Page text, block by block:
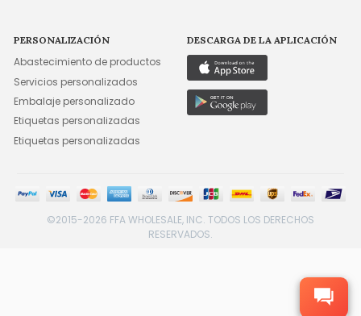
PERSONALIZACIÓN
Abastecimiento de productos
Servicios personalizados
Embalaje personalizado
Etiquetas personalizadas
Etiquetas personalizadas
DESCARGA DE LA APLICACIÓN
©2015-2026 FFA WHOLESALE, INC. TODOS LOS DERECHOS
RESERVADOS.